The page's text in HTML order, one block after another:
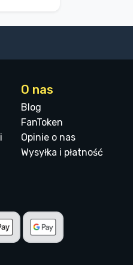
O nas
Blog
FanToken
Opinie o nas
Wysyłka i płatność